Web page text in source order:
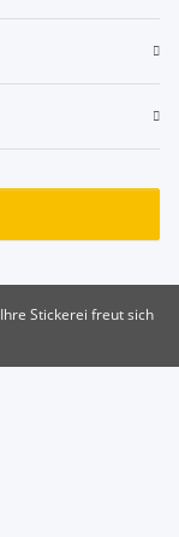
Ihre Stickerei freut sich